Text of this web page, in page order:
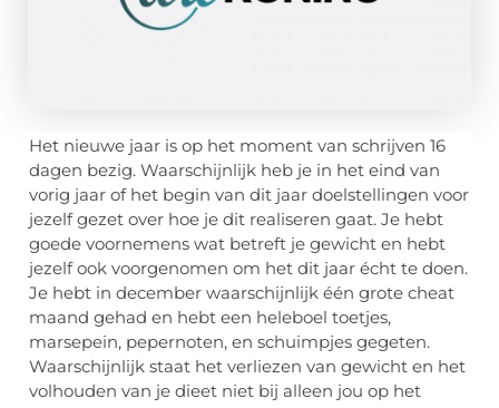
Het nieuwe jaar is op het moment van schrijven 16
dagen bezig. Waarschijnlijk heb je in het eind van
vorig jaar of het begin van dit jaar doelstellingen voor
jezelf gezet over hoe je dit realiseren gaat. Je hebt
goede voornemens wat betreft je gewicht en hebt
jezelf ook voorgenomen om het dit jaar écht te doen.
Je hebt in december waarschijnlijk één grote cheat
maand gehad en hebt een heleboel toetjes,
marsepein, pepernoten, en schuimpjes gegeten.
Waarschijnlijk staat het verliezen van gewicht en het
volhouden van je dieet niet bij alleen jou op het